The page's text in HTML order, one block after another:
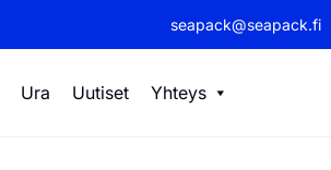
seapack@seapack.fi
Ura Uutiset Yhteys